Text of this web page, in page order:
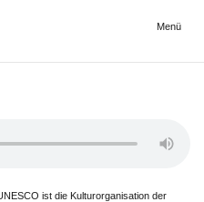
Menü
ist die Kulturorganisation der